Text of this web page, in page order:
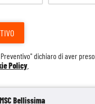
Bellissima
dichiaro di aver
Policy